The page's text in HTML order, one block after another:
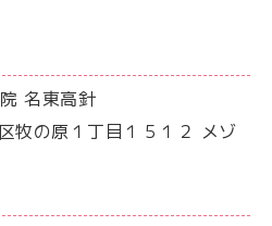
名東高針
牧の原１丁目１５１２ メゾ